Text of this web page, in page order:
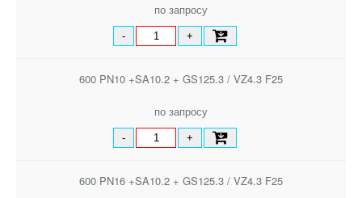
по запросу
- +
600 PN10 +SA10.2 + GS125.3 / VZ4.3 F25
по запросу
- +
600 PN16 +SA10.2 + GS125.3 / VZ4.3 F25